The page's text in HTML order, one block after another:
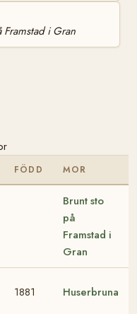
i Gran
FÖDD MOR
Brunt sto
på
Framstad i
Gran
1881 Huserbruna